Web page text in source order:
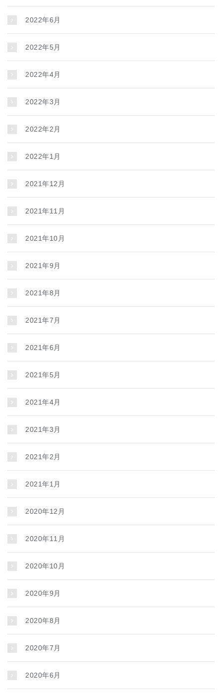
2022年6月
2022年5月
2022年4月
2022年3月
2022年2月
2022年1月
2021年12月
2021年11月
2021年10月
2021年9月
2021年8月
2021年7月
2021年6月
2021年5月
2021年4月
2021年3月
2021年2月
2021年1月
2020年12月
2020年11月
2020年10月
2020年9月
2020年8月
2020年7月
2020年6月